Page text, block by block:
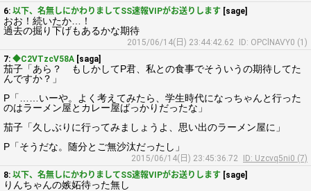
6: 以下、名無しにかわりましてSS速報VIPがお送りします [sage]
おお！続いたか…！
過去の掘り下げもあるかな期待
2015/06/14(日) 23:44:42.62
ID: OPClNAVY0 (1)
7: ◆C2VTzcV58A [saga]
茄子「あら？ もしかしてP君、私との食事でそういうの期待してた
んですか？」
P「……いーや。よく考えてみたら、学生時代になっちゃんと行った
のはラーメン屋とカレー屋ばっかりだったな」
茄子「久しぶりに行ってみましょうよ、思い出のラーメン屋に」
P「そうだな。随分とご無沙汰だったし」
2015/06/14(日) 23:45:36.72
ID: Uzcvq5ni0 (7)
8: 以下、名無しにかわりましてSS速報VIPがお送りします [sage]
りんちゃんの嫉妬待った無し